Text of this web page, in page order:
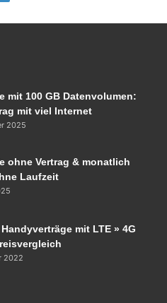
mit 100 GB Datenvolumen:
mit viel Internet
2025
ohne Vertrag & monatlich
Laufzeit
mit LTE » 4G
2022